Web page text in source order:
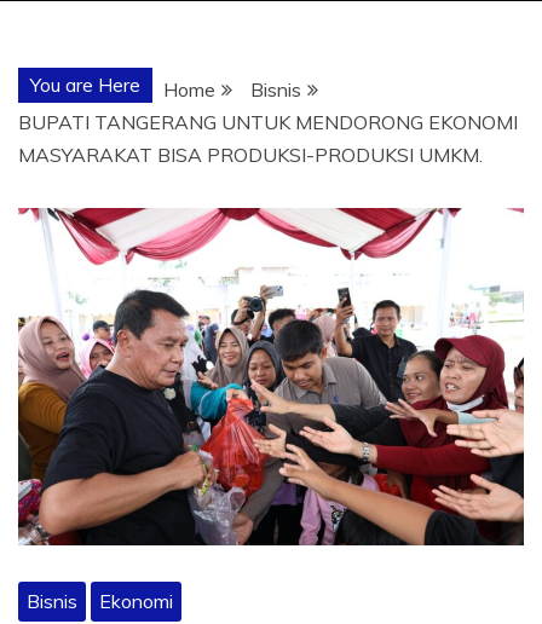
You are Here Home
Bisnis
BUPATI TANGERANG UNTUK MENDORONG EKONOMI
MASYARAKAT BISA PRODUKSI-PRODUKSI UMKM.
Bisnis Ekonomi